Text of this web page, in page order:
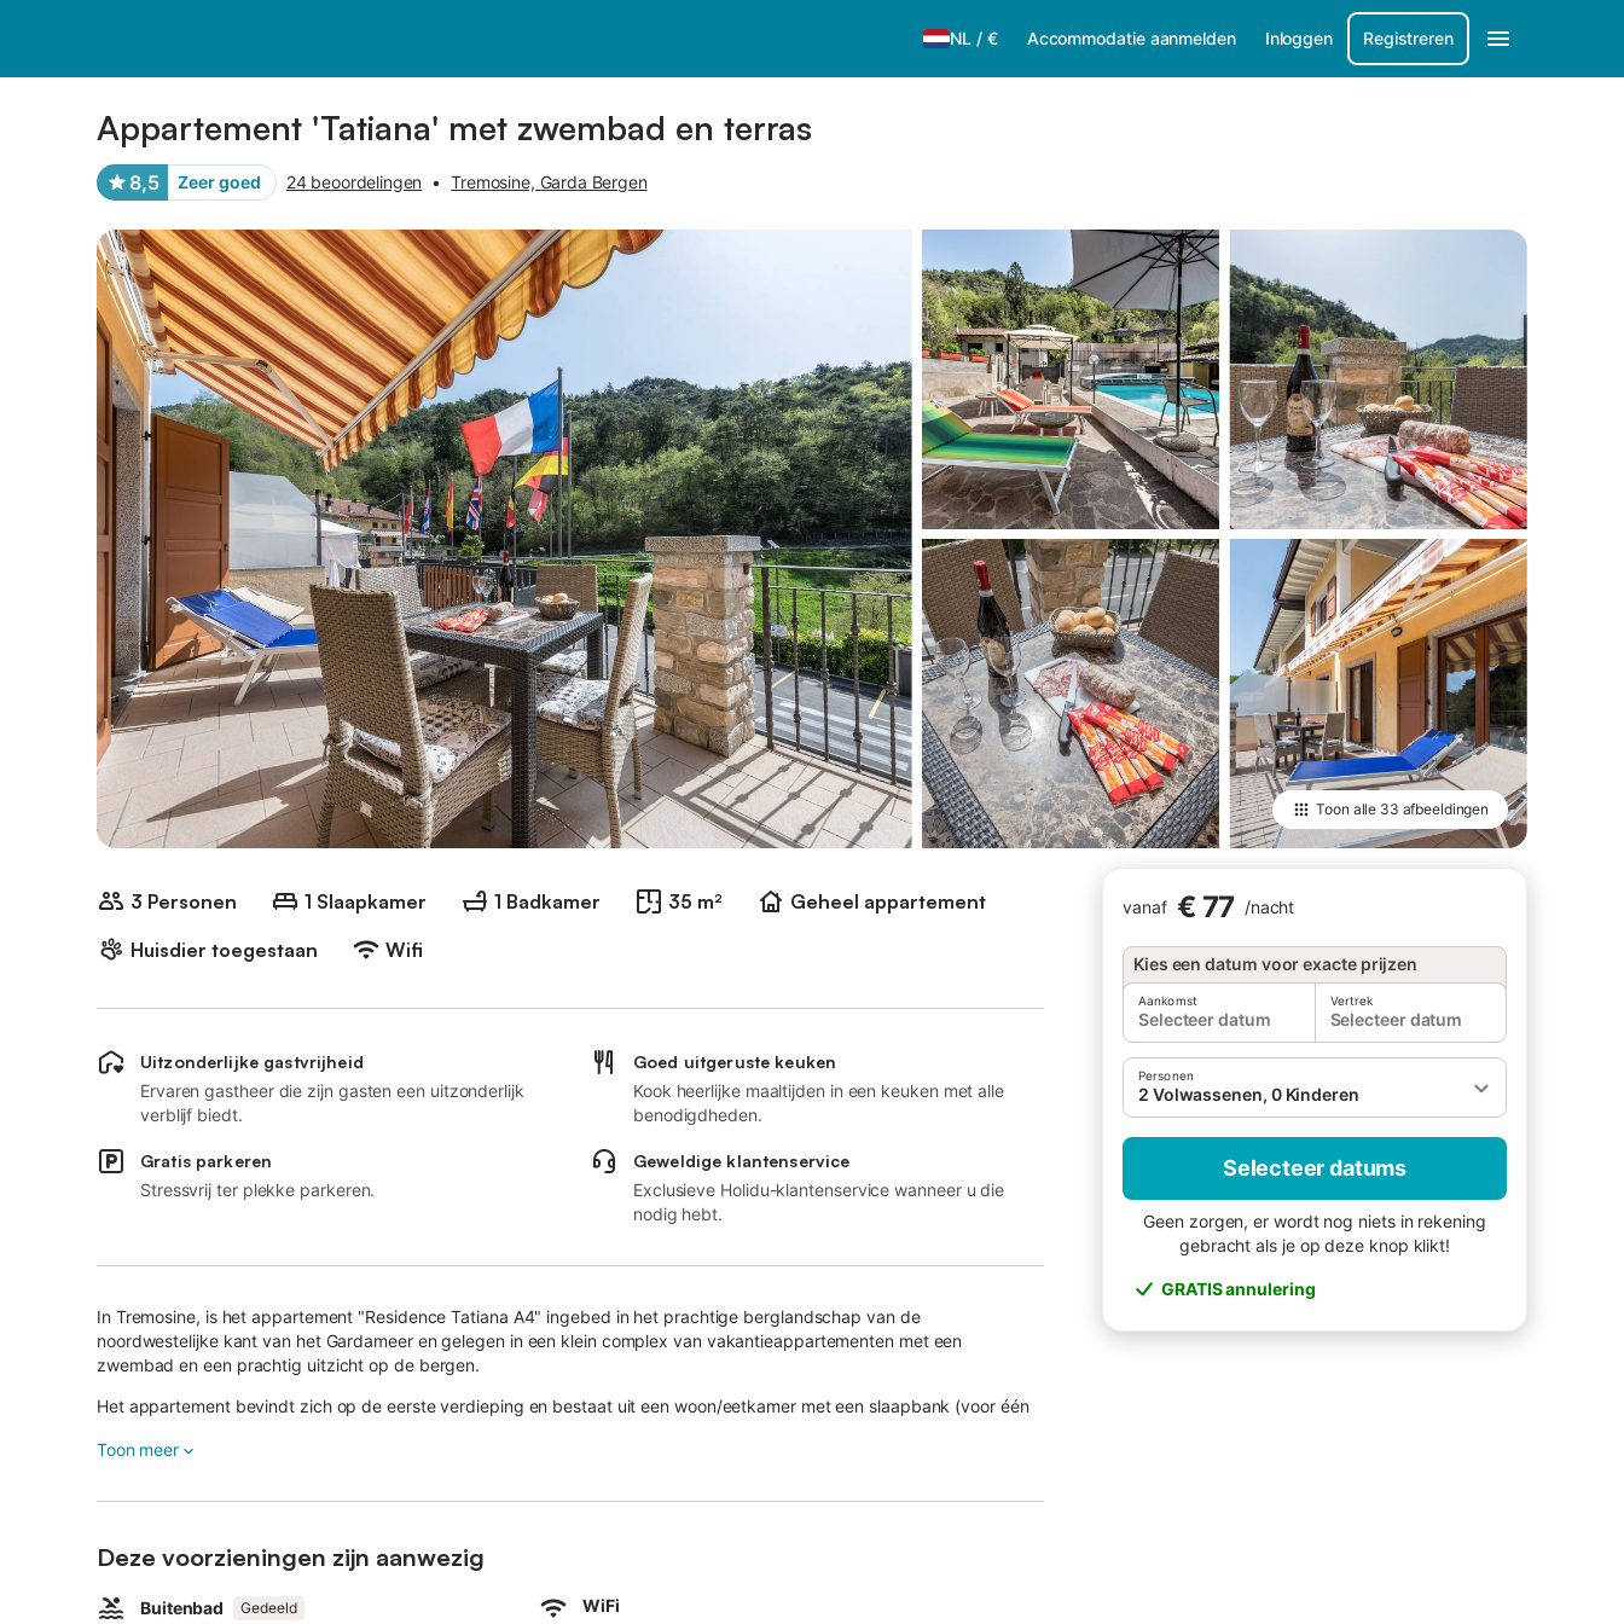
NL / € Accommodatie aanmelden Inloggen Registreren
Appartement 'Tatiana' met zwembad en terras
8,5 Zeer goed 24 beoordelingen • Tremosine, Garda Bergen
Toon alle 33 afbeeldingen
3 Personen 1 Slaapkamer 1 Badkamer 35 m²
Geheel appartement
Huisdier toegestaan
Wifi
vanaf € 77 /nacht
Kies een datum voor exacte prijzen
Aankomst
Selecteer datum
Vertrek
Selecteer datum
Personen
2 Volwassenen, 0 Kinderen
Selecteer datums
Geen zorgen, er wordt nog niets in rekening
gebracht als je op deze knop klikt!
GRATIS annulering
Uitzonderlijke gastvrijheid
Ervaren gastheer die zijn gasten een uitzonderlijk
verblijf biedt.
Goed uitgeruste keuken
Kook heerlijke maaltijden in een keuken met alle
benodigdheden.
Gratis parkeren
Stressvrij ter plekke parkeren.
Geweldige klantenservice
Exclusieve Holidu-klantenservice wanneer u die
nodig hebt.
In Tremosine, is het appartement "Residence Tatiana A4" ingebed in het prachtige berglandschap van de
noordwestelijke kant van het Gardameer en gelegen in een klein complex van vakantieappartementen met een
zwembad en een prachtig uitzicht op de bergen.
Het appartement bevindt zich op de eerste verdieping en bestaat uit een woon/eetkamer met een slaapbank (voor één
personen.
gerechten met uitzicht op de groene bergen.
In de gemeenschappelijke buitenruimte van de residentie vind je een terras met lounges en een barbecue.
Toon meer
Deze voorzieningen zijn aanwezig
Buitenbad Gedeeld WiFi